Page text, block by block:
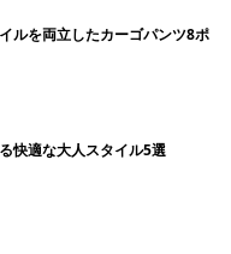
ルを両立したカーゴパンツ8ポ
快適な大人スタイル5選